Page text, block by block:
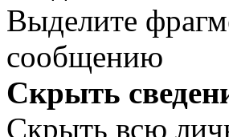
Выделите
сообщению
Скрыть
Скрыть всю